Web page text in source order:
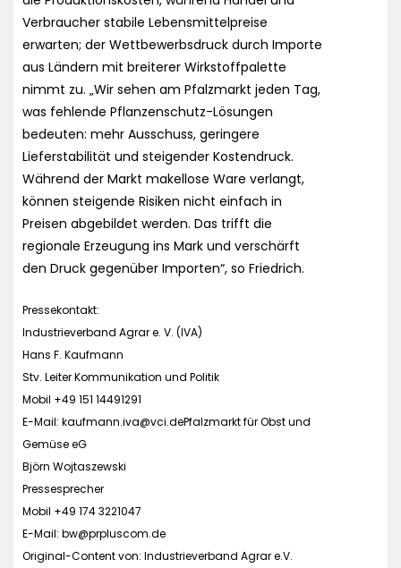
Verbraucher stabile Lebensmittelpreise
erwarten; der Wettbewerbsdruck durch Importe
aus Ländern mit breiterer Wirkstoffpalette
nimmt zu. „Wir sehen am Pfalzmarkt jeden Tag,
was fehlende Pflanzenschutz-Lösungen
bedeuten: mehr Ausschuss, geringere
Lieferstabilität und steigender Kostendruck.
Während der Markt makellose Ware verlangt,
können steigende Risiken nicht einfach in
Preisen abgebildet werden. Das trifft die
regionale Erzeugung ins Mark und verschärft
den Druck gegenüber Importen“, so Friedrich.
Pressekontakt:
Industrieverband Agrar e. V. (IVA)
Hans F. Kaufmann
Stv. Leiter Kommunikation und Politik
Mobil +49 151 14491291
E-Mail: kaufmann.iva@vci.dePfalzmarktfür Obst und
Gemüse eG
Björn Wojtaszewski
Pressesprecher
Mobil +49 174 3221047
E-Mail: bw@prpluscom.de
Original-Content von: Industrieverband Agrar e.V.